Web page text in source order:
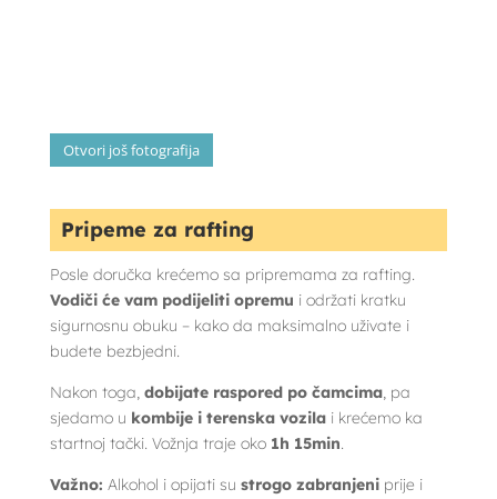
Otvori još fotografija
Pripeme za rafting
Posle doručka krećemo sa pripremama za rafting.
Vodiči će vam podijeliti opremu i održati kratku
sigurnosnu obuku – kako da maksimalno uživate i
budete bezbjedni.
Nakon toga, dobijate raspored po čamcima, pa
sjedamo u kombije i terenska vozilai krećemo ka
startnoj tački. Vožnja traje oko 1h 15min.
Važno: Alkohol i opijati su strogo zabranjeniprije i